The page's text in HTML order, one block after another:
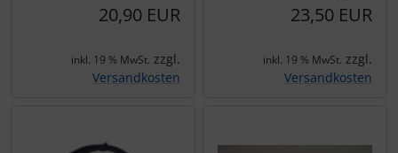
20,90 EUR
inkl. 19 % MwSt. zzgl.
Versandkosten
23,50 EUR
inkl. 19 % MwSt. zzgl.
Versandkosten